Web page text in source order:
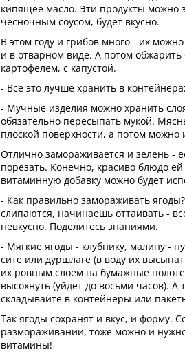
кипящее масло. Эти продукты можно
чесночным соусом, будет вкусно.
В этом году и грибов много - их
и в отварном виде. А потом обжарить
картофелем, с капустой.
- Все это лучше хранить в
- Мучные изделия можно хранить
обязательно пересыпать мукой.
плоской поверхности, а потом можно
Отлично замораживается и зелень -
порезать. Конечно, красиво блюдо
витаминную добавку можно будет
- Как правильно замораживать
слипаются, начинаешь оттаивать -
невкусно. Поделитесь знаниями.
- Мягкие ягоды - клубнику, малину -
сите или дуршлаге (в воду их
их ровным слоем на бумажные
высохнуть (уйдет до восьми часов). А
складывайте в контейнеры или
Так ягоды сохранят и вкус, и форму.
размораживании, тоже можно и
витамины!